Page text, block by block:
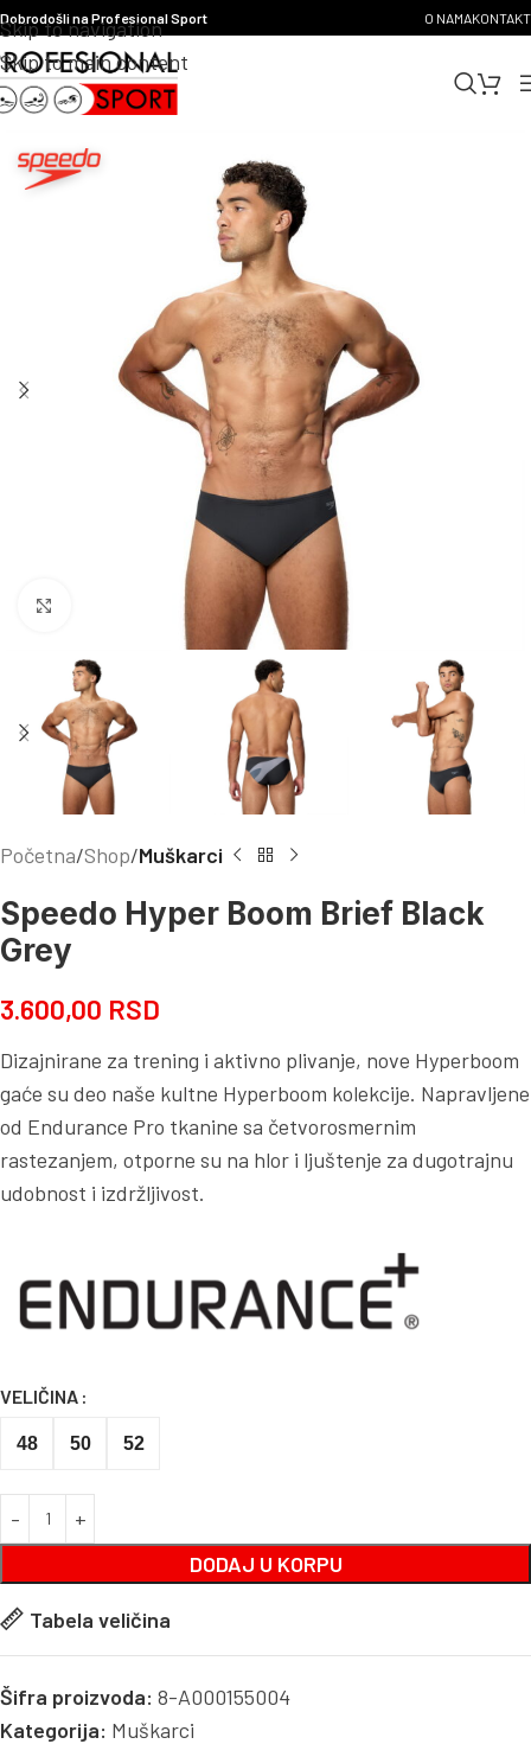
Skip to navigation
Skip to main content
Dobrodošli na Profesional Sport O NAMAKONTAKT
Kliknite za uvećanje
Početna Shop Muškarci
Speedo Hyper Boom Brief Black
Grey
3.600,00 RSD
Dizajnirane za trening i aktivno plivanje, nove Hyperboom
gaće su deo naše kultne Hyperboom kolekcije. Napravljene
od Endurance Pro tkanine sa četvorosmernim
rastezanjem, otporne su na hlor i ljuštenje za dugotrajnu
udobnost i izdržljivost.
VELIČINA
48 50 52
DODAJ U KORPU
Tabela veličina
Šifra proizvoda: 8-A000155004
Kategorija: Muškarci